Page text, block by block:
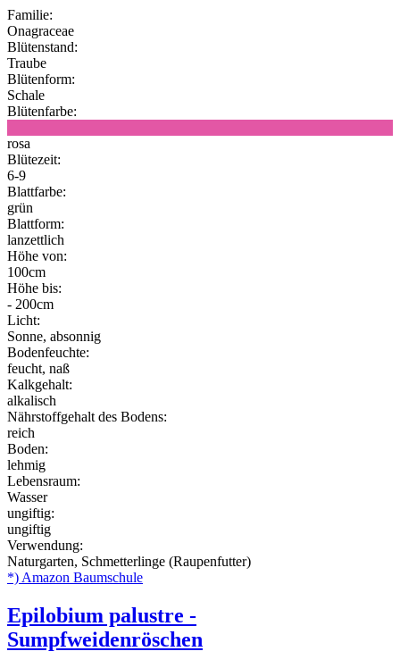
Familie:
Onagraceae
Blütenstand:
Traube
Blütenform:
Schale
Blütenfarbe:
rosa
Blütezeit:
6-9
Blattfarbe:
grün
Blattform:
lanzettlich
Höhe von:
100cm
Höhe bis:
- 200cm
Licht:
Sonne, absonnig
Bodenfeuchte:
feucht, naß
Kalkgehalt:
alkalisch
Nährstoffgehalt des Bodens:
reich
Boden:
lehmig
Lebensraum:
Wasser
ungiftig:
ungiftig
Verwendung:
Naturgarten, Schmetterlinge (Raupenfutter)
*) Amazon Baumschule
Epilobium palustre -
Sumpfweidenröschen